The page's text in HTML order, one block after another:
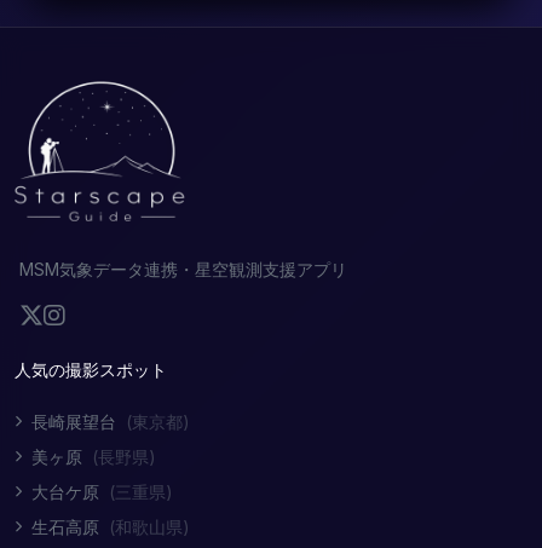
MSM気象データ連携・星空観測支援アプリ
人気の撮影スポット
長崎展望台
(東京都)
美ヶ原 (長野県)
大台ケ原 (三重県)
生石高原 (和歌山県)